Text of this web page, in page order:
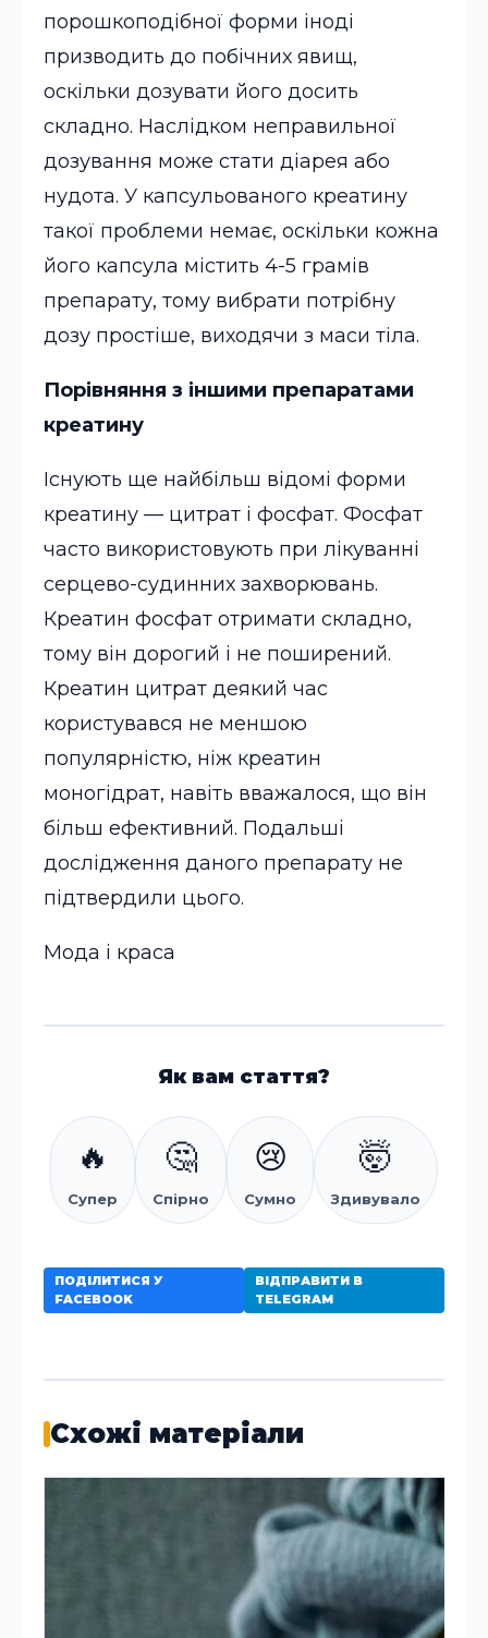
порошкоподібної форми іноді
призводить до побічних явищ,
оскільки дозувати його досить
складно. Наслідком неправильної
дозування може стати діарея або
нудота. У капсульованого креатину
такої проблеми немає, оскільки кожна
його капсула містить 4-5 грамів
препарату, тому вибрати потрібну
дозу простіше, виходячи з маси тіла.
Порівняння з іншими препаратами
креатину
Існують ще найбільш відомі форми
креатину — цитрат і фосфат. Фосфат
часто використовують при лікуванні
серцево-судинних захворювань.
Креатин фосфат отримати складно,
тому він дорогий і не поширений.
Креатин цитрат деякий час
користувався не меншою
популярністю, ніж креатин
моногідрат, навіть вважалося, що він
більш ефективний. Подальші
дослідження даного препарату не
підтвердили цього.
Мода і краса
Як вам стаття?
🔥
Супер
🤔
Спірно
😢
Сумно
🤯
Здивувало
ПОДІЛИТИСЯ У
FACEBOOK
ВІДПРАВИТИ В
TELEGRAM
Схожі матеріали